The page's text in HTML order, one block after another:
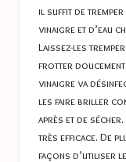
il suffit de tremper
vinaigre et d’eau
Laissez-les
frotter doucement
vinaigre va
les faire briller
après et de
très efficace. De
façons d’utiliser